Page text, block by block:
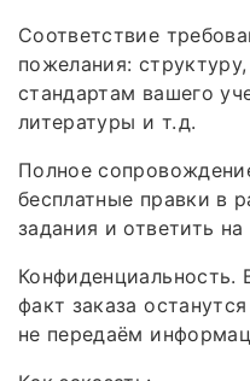
Соответствие
пожелания:
стандартам вашего
литературы и т. д.
Полное
бесплатные правки в
задания и ответить
факт заказа
не передаём